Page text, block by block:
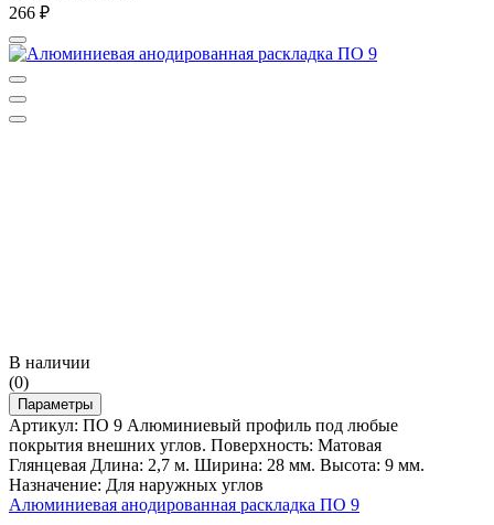
266 ₽
В наличии
(0)
Параметры
Артикул: ПО 9 Алюминиевый профиль под любые
покрытия внешних углов. Поверхность: Матовая
Глянцевая Длина: 2,7 м. Ширина: 28 мм. Высота: 9 мм.
Назначение: Для наружных углов
Алюминиевая анодированная раскладка ПО 9